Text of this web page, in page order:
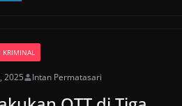
KRIMINAL
2025 Intan Permatasari